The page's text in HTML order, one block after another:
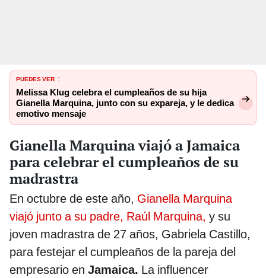
PUEDES VER :
Melissa Klug celebra el cumpleaños de su hija
Gianella Marquina, junto con su expareja, y le dedica
emotivo mensaje
Gianella Marquina viajó a Jamaica
para celebrar el cumpleaños de su
madrastra
En octubre de este año, Gianella Marquina
viajó junto a su padre, Raúl Marquina, y su
joven madrastra de 27 años, Gabriela Castillo,
para festejar el cumpleaños de la pareja del
empresario en Jamaica. La influencer